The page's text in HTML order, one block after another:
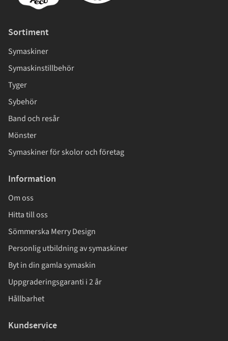
Sortiment
Symaskiner
Symaskinstillbehör
Tyger
Sybehör
Band och resår
Mönster
Symaskiner för skolor och företag
Information
Om oss
Hitta till oss
Sömmerska Merry Design
Personlig utbildning av symaskiner
Byt in din gamla symaskin
Uppgraderingsgaranti i 2 år
Hållbarhet
Kundservice